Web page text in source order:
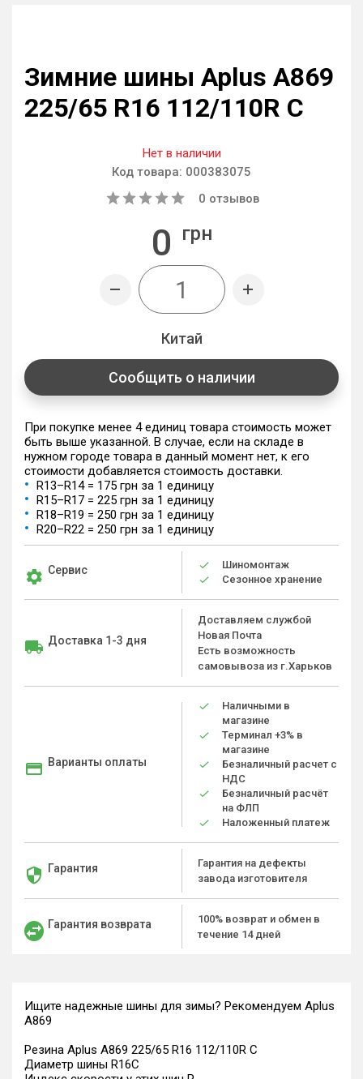
Зимние шины Aplus A869
225/65 R16 112/110R C
Нет в наличии
Код товара: 000383075
0 отзывов
0 грн
Китай
Сообщить о наличии
При покупке менее 4 единиц товара стоимость может
быть выше указанной. В случае, если на складе в
нужном городе товара в данный момент нет, к его
стоимости добавляется стоимость доставки.
R13–R14 = 175 грн за 1 единицу
R15–R17 = 225 грн за 1 единицу
R18–R19 = 250 грн за 1 единицу
R20–R22 = 250 грн за 1 единицу
Сервис
Шиномонтаж
Сезонное хранение
Доставка 1-3 дня
Доставляем службой
Новая Почта
Есть возможность
самовывоза из г.Харьков
Варианты оплаты
Наличными в
магазине
Терминал +3% в
магазине
Безналичный расчет с
НДС
Безналичный расчёт
на ФЛП
Наложенный платеж
Гарантия
Гарантия на дефекты
завода изготовителя
Гарантия возврата
100% возврат и обмен в
течение 14 дней
Ищите надежные шины для зимы? Рекомендуем Aplus
A869
Резина Aplus A869 225/65 R16 112/110R C
Диаметр шины R16C